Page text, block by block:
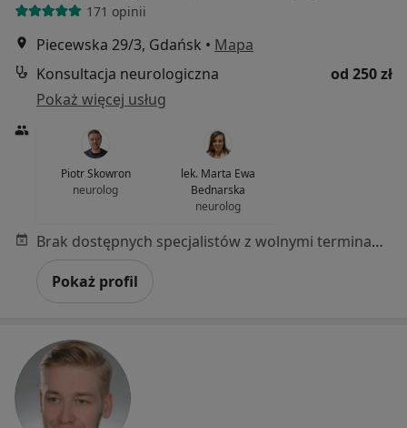
171 opinii
Piecewska 29/3, Gdańsk • Mapa
Konsultacja neurologiczna
od 250 zł
Pokaż więcej usług
Piotr Skowron
neurolog
lek. Marta Ewa
Bednarska
neurolog
Brak dostępnych specjalistów z wolnymi terminami w tym centrum medycznym.
Pokaż profil